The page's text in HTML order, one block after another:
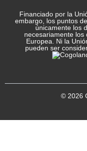
Financiado por la
embargo, los puntos
únicamente los
necesariamente los
Europea. Ni la
pueden ser
© 2026